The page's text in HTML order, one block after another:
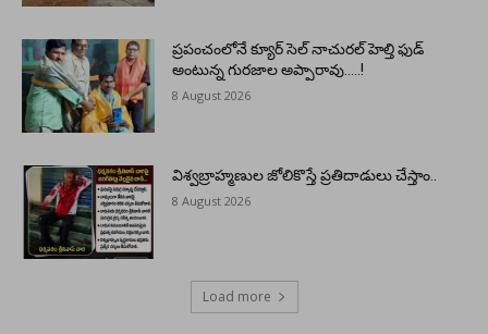
ప్రపంచంలోనే క్యూర్ సెల్ నాచురల్ హెల్తి ఫుడ్
అంటున్న గురజాల అప్పారావు…..!
8 August 2026
విశ్వబ్రాహ్మణుల జోలికొస్తే ప్రతిదాడులు చేస్తాం..
8 August 2026
Load more